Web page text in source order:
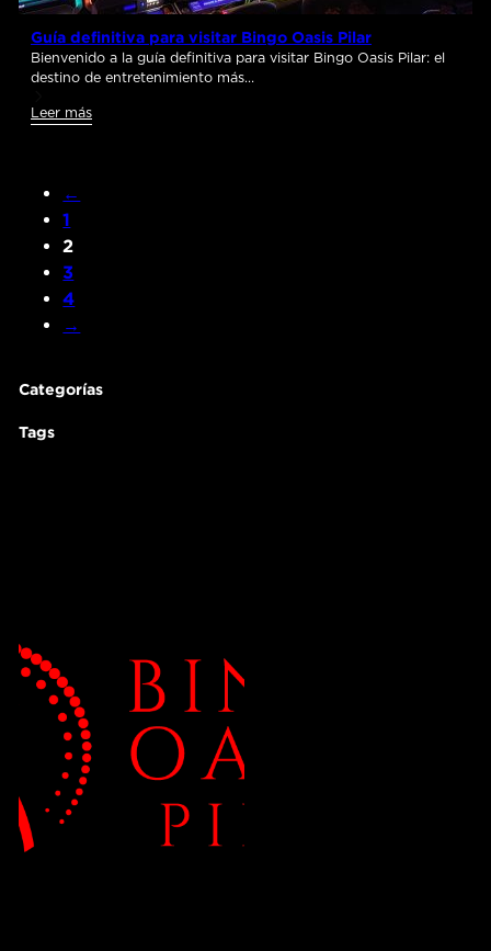
Guía definitiva para visitar Bingo Oasis Pilar
Bienvenido a la guía definitiva para visitar Bingo Oasis Pilar: el
destino de entretenimiento más…
Leer más
←
1
2
3
4
→
Categorías
Tags